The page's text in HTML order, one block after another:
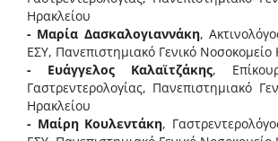
Ηρακλείου
- Μαρία Δασκαλογιαννάκη,
ΕΣΥ, Πανεπιστημιακό Γενικό Νοσοκομείο
- Ευάγγελος Καλαϊτζάκης,
Γαστρεντερολογίας, Πανεπιστημιακό
Ηρακλείου
- Μαίρη Κουλεντάκη,